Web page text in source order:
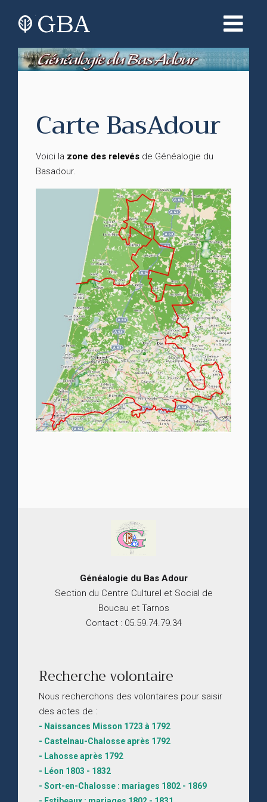
Généalogie du BasAdour
Section du Centre Culturel et Social de
Boucau et Tarnos
Contact : 05.59.74.79.34
Recherche volontaire
Nous recherchons des volontaires pour saisir
des actes de :
- Naissances Misson 1723 à 1792
- Castelnau-Chalosse après 1792
- Lahosse après 1792
- Léon 1803 - 1832
- Sort-en-Chalosse : mariages 1802 - 1869
Carte BasAdour
Voici la zone des relevés de Généalogie du
Basadour.